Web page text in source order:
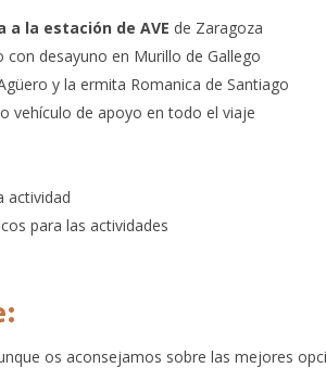
a la estación de AVE de Zaragoza
desayuno en Murillo de Gallego
y la ermita Romanica de Santiago
vehículo de apoyo en todo el viaje
actividad
para las actividades
os aconsejamos sobre las mejores